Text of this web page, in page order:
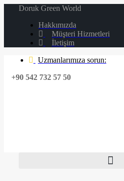
Doruk Green World
Hakkımızda
Müşteri Hizmetleri
İletişim
Uzmanlarımıza sorun:
+90 542 732 57 50